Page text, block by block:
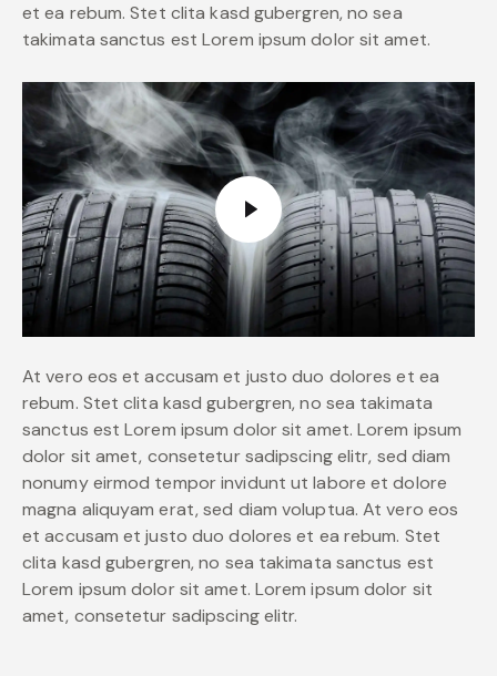
et ea rebum. Stet clita kasd gubergren, no sea
takimata sanctus est Lorem ipsum dolor sit amet.
At vero eos et accusam et justo duo dolores et ea
rebum. Stet clita kasd gubergren, no sea takimata
sanctus est Lorem ipsum dolor sit amet. Lorem ipsum
dolor sit amet, consetetur sadipscing elitr, sed diam
nonumy eirmod tempor invidunt ut labore et dolore
magna aliquyam erat, sed diam voluptua. At vero eos
et accusam et justo duo dolores et ea rebum. Stet
clita kasd gubergren, no sea takimata sanctus est
Lorem ipsum dolor sit amet. Lorem ipsum dolor sit
amet, consetetur sadipscing elitr.